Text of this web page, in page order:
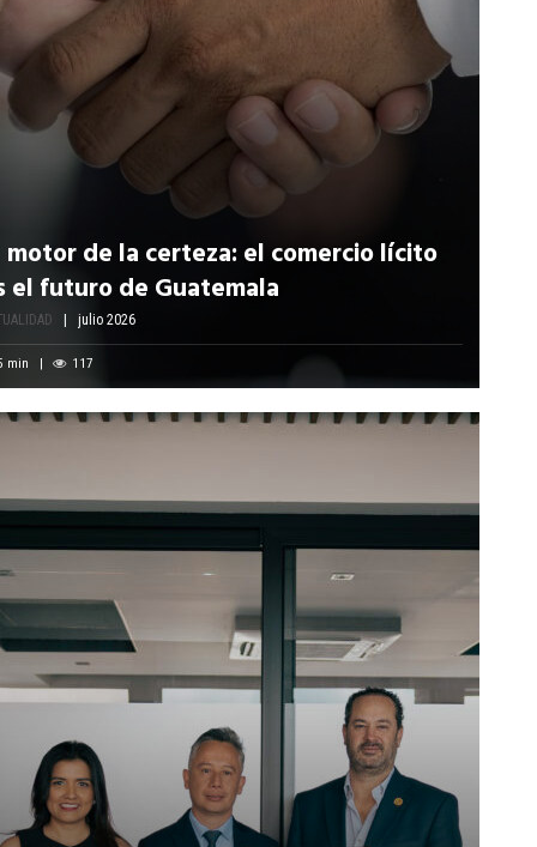
motor de la certeza: el comercio lícito
el futuro de Guatemala
julio 2026
min 117